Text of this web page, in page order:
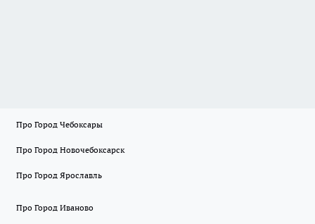
Про Город Чебоксары
Про Город Новочебоксарск
Про Город Ярославль
Про Город Иваново